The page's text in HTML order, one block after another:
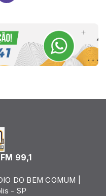
99,1
DO BEM COMUM |
- SP